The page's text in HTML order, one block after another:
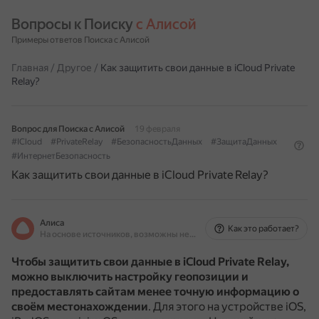
Вопросы к Поиску с Алисой
Примеры ответов Поиска с Алисой
Главная / Другое / Как защитить свои данные в iCloud Private
Relay?
Вопрос для Поиска с Алисой
19 февраля
#ICloud
#PrivateRelay #БезопасностьДанных
#ЗащитаДанных
#ИнтернетБезопасность
Как защитить свои данные в iCloud Private Relay?
Алиса
На основе источников, возможны неточности
Как это работает?
Чтобы защитить свои данные в iCloud Private Relay,
можно выключить настройку геопозиции и
предоставлять сайтам менее точную информацию о
своём местонахождении. Для этого на устройстве iOS,